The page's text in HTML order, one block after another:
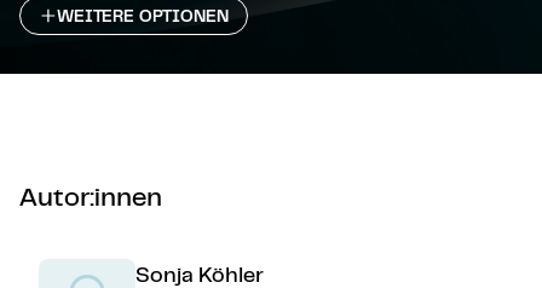
WEITERE OPTIONEN
Autor:innen
Sonja Köhler